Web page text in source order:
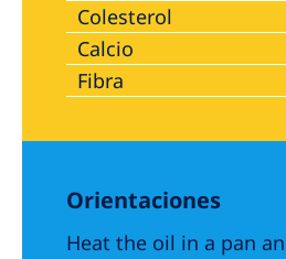
Colesterol
Calcio
Fibra
Orientaciones
Heat the oil in a pan